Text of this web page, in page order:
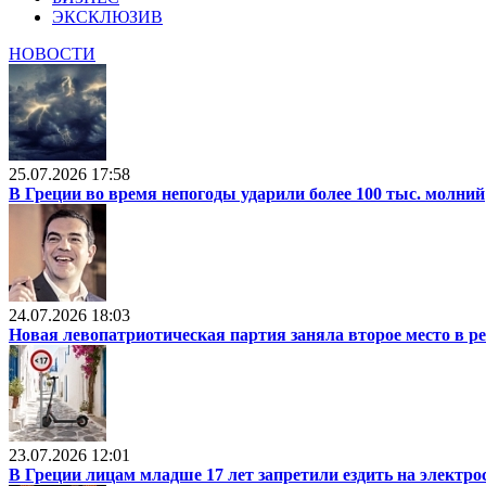
ЭКСКЛЮЗИВ
НОВОСТИ
25.07.2026 17:58
В Греции во время непогоды ударили более 100 тыс. молний
24.07.2026 18:03
Новая левопатриотическая партия заняла второе место в
23.07.2026 12:01
В Греции лицам младше 17 лет запретили ездить на